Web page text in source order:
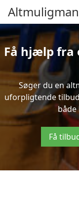
Få hjælp fra
Søger du en
uforpligtende
Få